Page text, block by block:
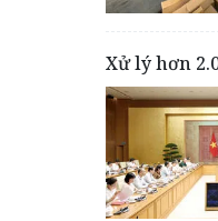
Xử lý hơn